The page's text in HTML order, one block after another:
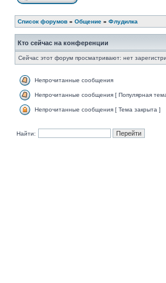
Список форумов » Общение » Флудилка
Кто сейчас на конференции
Сейчас этот форум просматривают: нет
Непрочитанные сообщения
Непрочитанные сообщения [ Популярная
Непрочитанные сообщения [ Тема закрыта ]
Найти: